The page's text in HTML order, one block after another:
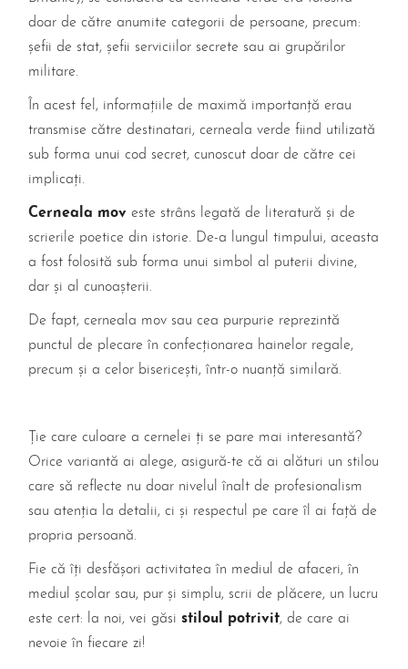
doar de către anumite categorii de persoane, precum:
șefii de stat, șefii serviciilor secrete sau ai grupărilor
militare.
În acest fel, informațiile de maximă importanță erau
transmise către destinatari, cerneala verde fiind utilizată
sub forma unui cod secret, cunoscut doar de către cei
implicați.
Cerneala moveste strâns legată de literatură și de
scrierile poetice din istorie. De-a lungul timpului, aceasta
a fost folosită sub forma unui simbol al puterii divine,
dar și al cunoașterii.
De fapt, cerneala mov sau cea purpurie reprezintă
punctul de plecare în confecționarea hainelor regale,
precum și a celor bisericești, într-o nuanță similară.
Ție care culoare a cernelei ți se pare mai interesantă?
Orice variantă ai alege, asigură-te că ai alături un stilou
care să reflecte nu doar nivelul înalt de profesionalism
sau atenția la detalii, ci și respectul pe care îl ai față de
propria persoană.
Fie că îți desfășori activitatea în mediul de afaceri, în
mediul școlar sau, pur și simplu, scrii de plăcere, un lucru
este cert: la noi, vei găsi stiloul potrivit, de care ai
nevoie în fiecare zi!